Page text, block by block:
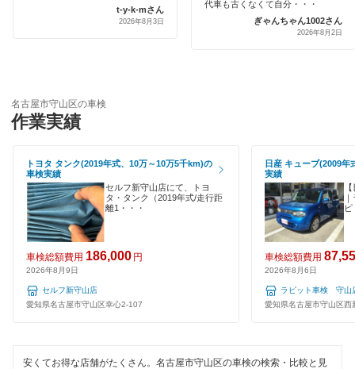
名古屋市港区
名古屋市名東区
名古屋市
EV車OK
120分以内の車検
1日車検
夜間受付
整備保証
1級整備士在籍
コンピューター診断
出光興産「らくらく安心車検」
t-y-k-mさん
2026年8月3日
代車も古くなくて自分・・・
ぎゃんちゃん1002さん
2026年8月2日
名古屋市守山区の車検
作業実績
トヨタ タンク(2019年式、10万～10万5千km)の
車検実績
セルフ新守山店にて、トヨ
タ・タンク（2019年式/走行距
離1・・・
車検総額費用 186,000 円
2026年8月9日
セルフ新守山店
愛知県名古屋市守山区幸心2-107
日産 キューブ(2009年
実績
【
｜
車検総額費用
2026年8月6日
ラピット車検 守山
愛知県名古屋市守山区西
安くてお得な店舗がたくさん。名古屋市守山区の車検の検索・比較と見